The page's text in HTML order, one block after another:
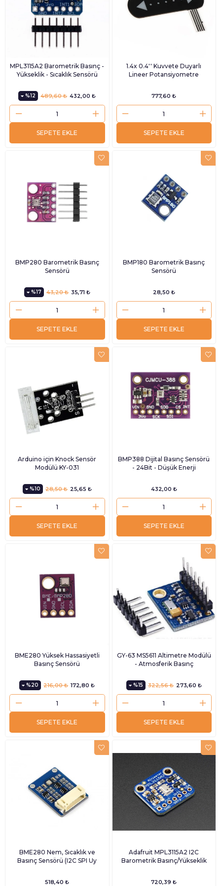
MPL3115A2 Barometrik Basınç -
Yükseklik - Sıcaklık Sensörü
%12 432,00 ₺
489,60 ₺
SEPETE EKLE
1.4x 0.4'' Kuvvete Duyarlı
Lineer Potansiyometre
777,60 ₺
SEPETE EKLE
BMP280 Barometrik Basınç
Sensörü
%17 35,71 ₺
43,20 ₺
SEPETE EKLE
BMP180 Barometrik Basınç
Sensörü
28,50 ₺
SEPETE EKLE
Arduino için Knock Sensör
Modülü KY-031
%10 25,65 ₺
28,50 ₺
SEPETE EKLE
BMP388 Dijital Basınç Sensörü
- 24Bit - Düşük Enerji
432,00 ₺
SEPETE EKLE
BME280 Yüksek Hassasiyetli
Basınç Sensörü
%20 172,80 ₺
216,00 ₺
SEPETE EKLE
GY-63 MS5611 Altimetre Modülü
- Atmosferik Basınç
%15 273,60 ₺
322,56 ₺
SEPETE EKLE
BME280 Nem, Sıcaklık ve
Basınç Sensörü (I2C SPI Uy
518,40 ₺
Adafruit MPL3115A2 I2C
Barometrik Basınç/Yükseklik
720,39 ₺